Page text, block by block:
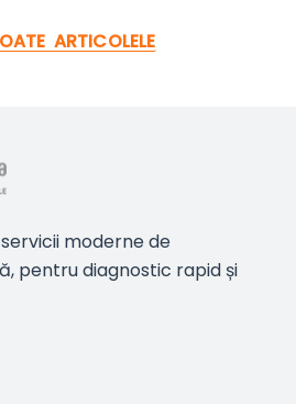
ARTICOLELE
moderne de
pentru diagnostic rapid și